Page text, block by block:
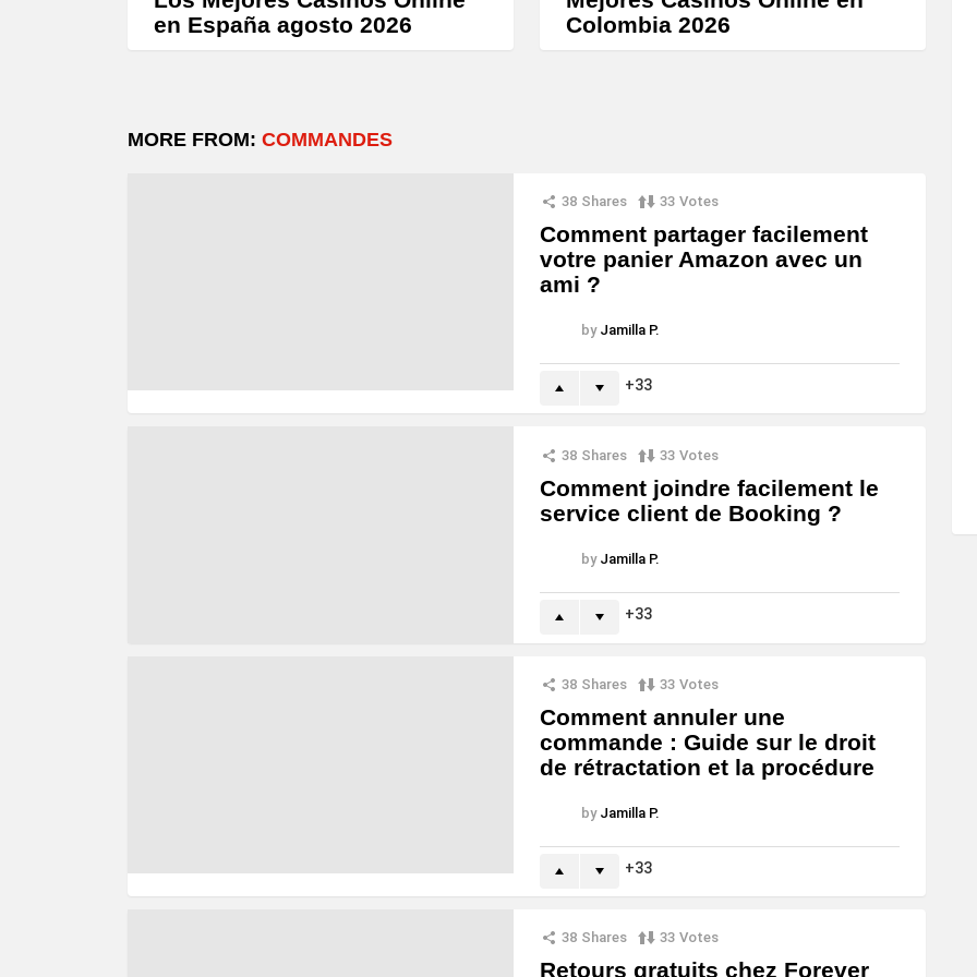
en España agosto 2026
Colombia 2026
MORE FROM: COMMANDES
38 Shares 33 Votes
Comment partager facilement
votre panier Amazon avec un
ami ?
by Jamilla P.
33
38 Shares 33 Votes
Comment joindre facilement le
service client de Booking ?
by Jamilla P.
33
38 Shares 33 Votes
Comment annuler une
commande : Guide sur le droit
de rétractation et la procédure
by Jamilla P.
33
38 Shares 33 Votes
Retours gratuits chez Forever